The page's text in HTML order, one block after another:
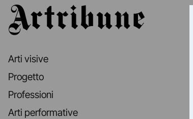
Artribune
Arti visive
Progetto
Professioni
Arti performative